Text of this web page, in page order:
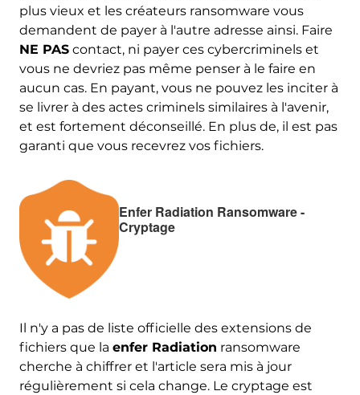
plus vieux et les créateurs ransomware vous
demandent de payer à l'autre adresse ainsi. Faire
NE PAScontact, ni payer ces cybercriminels et
vous ne devriez pas même penser à le faire en
aucun cas. En payant, vous ne pouvez les inciter à
se livrer à des actes criminels similaires à l'avenir,
et est fortement déconseillé. En plus de, il est pas
garanti que vous recevrez vos fichiers.
Enfer Radiation Ransomware -
Cryptage
Il n'y a pas de liste officielle des extensions de
fichiers que la enfer Radiation ransomware
cherche à chiffrer et l'article sera mis à jour
régulièrement si cela change. Le cryptage est